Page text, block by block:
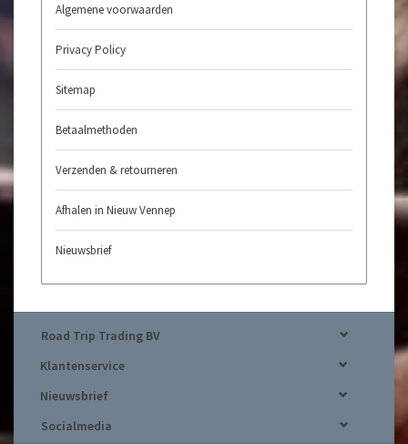
Algemene voorwaarden
Privacy Policy
Sitemap
Betaalmethoden
Verzenden & retourneren
Afhalen in Nieuw Vennep
Nieuwsbrief
Road Trip Trading BV
Klantenservice
Nieuwsbrief
Socialmedia